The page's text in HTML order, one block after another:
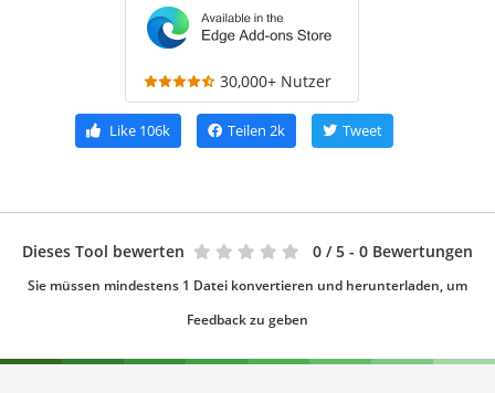
30,000+ Nutzer
Like 106k Teilen 2k Tweet
Dieses Tool bewerten 0 / 5 - 0 Bewertungen
Sie müssen mindestens 1 Datei konvertieren und herunterladen, um
Feedback zu geben